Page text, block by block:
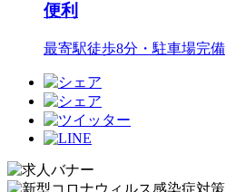
便利
最寄駅徒歩8分・駐車場完備